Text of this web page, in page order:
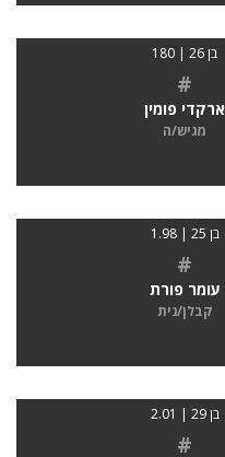
בן 26 | 180
#
ארקדי פומין
מגיש/ה
בן 25 | 1.98
#
עומר פורת
קבלן/נית
בן 29 | 2.01
#